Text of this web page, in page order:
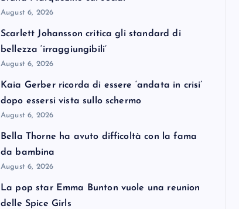
August 6, 2026
Scarlett Johansson critica gli standard di
bellezza ‘irraggiungibili’
August 6, 2026
Kaia Gerber ricorda di essere ‘andata in crisi’
dopo essersi vista sullo schermo
August 6, 2026
Bella Thorne ha avuto difficoltà con la fama
da bambina
August 6, 2026
La pop star Emma Bunton vuole una reunion
delle Spice Girls